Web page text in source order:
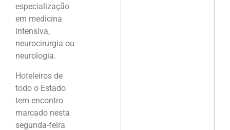
especialização
em medicina
intensiva,
neurocirurgia ou
neurologia.
Hoteleiros de
todo o Estado
tem encontro
marcado nesta
segunda-feira